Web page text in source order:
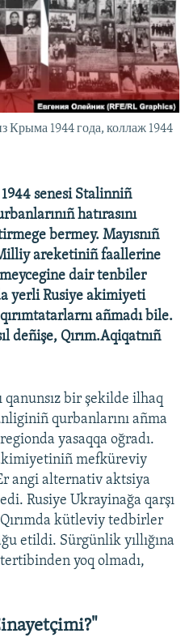
Крыма 1944 года, коллаж 1944
senesi Stalinniñ
hatırasını
bermey. Mayısnıñ
areketiniñ faallerine
dair tenbiler
yerli Rusiye akimiyeti
añmadı bile.
deñişe, Qırım.Aqiqatnıñ
qanunsız bir şekilde ilhaq
qurbanlarını añma
yasaqqa oğradı.
mefküreviy
angi alternativ aktsiya
Rusiye Ukrayinağa qarşı
kütleviy tedbirler
etildi. Sürgünlik yıllığına
yoq olmadı,